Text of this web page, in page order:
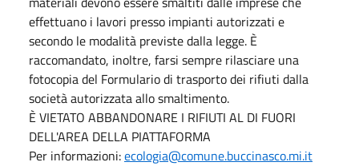
effettuano i lavori presso impianti autorizzati e
secondo le modalità previste dalla legge. È
raccomandato, inoltre, farsi sempre rilasciare una
fotocopia del Formulario di trasporto dei rifiuti dalla
società autorizzata allo smaltimento.
È VIETATO ABBANDONARE I RIFIUTI AL DI FUORI
DELL'AREA DELLA PIATTAFORMA
Per informazioni:ecologia@comune.buccinasco.mi.it